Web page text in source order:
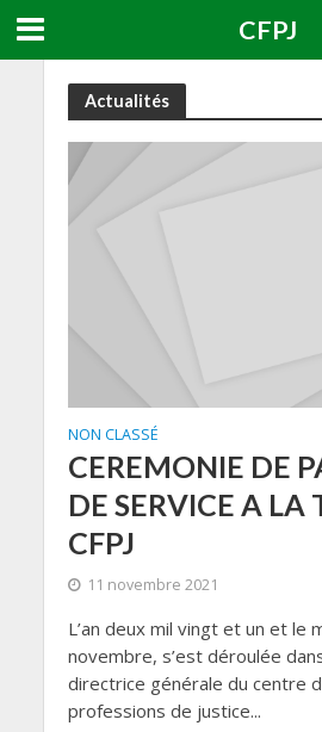
CFPJ
Actualités
NON CLASSÉ
CEREMONIE DE
DE SERVICE A LA
CFPJ
11 novembre 2021
L’an deux mil vingt et un et le
novembre, s’est déroulée
directrice générale du centre
professions de justice...